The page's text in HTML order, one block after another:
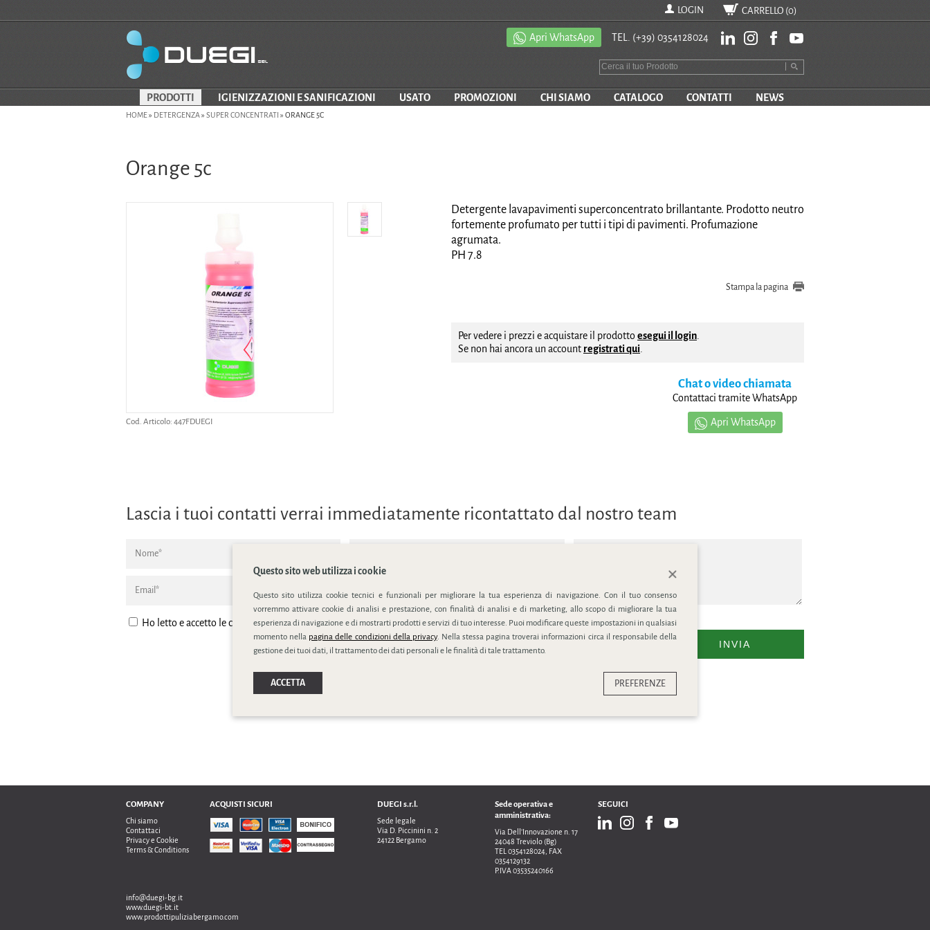
LOGIN CARRELLO (0)
Apri WhatsApp TEL. (+39) 0354128024
PRODOTTI IGIENIZZAZIONI E SANIFICAZIONI USATO PROMOZIONI CHI SIAMO CATALOGO CONTATTI NEWS
HOME» DETERGENZA» SUPER CONCENTRATI » ORANGE 5C
Orange 5c
Cod. Articolo: 447FDUEGI
Detergente lavapavimenti superconcentrato brillantante. Prodotto neutro
fortemente profumato per tutti i tipi di pavimenti. Profumazione
agrumata.
PH 7.8
Stampa la pagina
Per vedere i prezzi e acquistare il prodottoesegui il login.
Se non hai ancora un account registrati qui.
Chat o video chiamata
Contattaci tramite WhatsApp
Apri WhatsApp
Lascia i tuoi contatti verrai immediatamente ricontattato dal nostro team
Ho letto e accetto le condizione della privacy policy
INVIA
COMPANY
Chi siamo
Contattaci
Privacy e Cookie
Terms & Conditions
ACQUISTI SICURI DUEGI s.r.l.
Sede legale
Via D. Piccinini n. 2
24122 Bergamo
Sede operativa e
amministrativa:
Via Dell’Innovazione n. 17
24048 Treviolo (Bg)
TEL 0354128024, FAX
0354129132
P.IVA 03535240166
SEGUICI
info@duegi-bg.it
www.duegi-bt.it
www.prodottipuliziabergamo.com
Questo sito web utilizza i cookie
Questo sito utilizza cookie tecnici e funzionali per migliorare la tua esperienza di navigazione. Con il tuo consenso
vorremmo attivare cookie di analisi e prestazione, con finalità di analisi e di marketing, allo scopo di migliorare la tua
esperienza di navigazione e di mostrarti prodotti e servizi di tuo interesse. Puoi modificare queste impostazioni in qualsiasi
momento nella pagina delle condizioni della privacy. Nella stessa pagina troverai informazioni circa il responsabile della
gestione dei tuoi dati, il trattamento dei dati personali e le finalità di tale trattamento.
ACCETTA PREFERENZE